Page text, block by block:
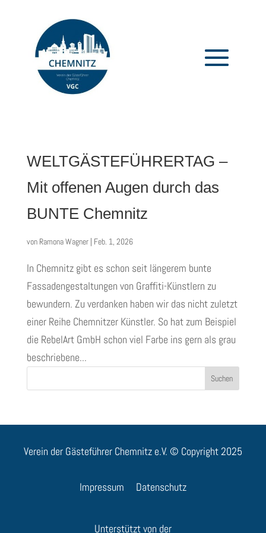
WELTGÄSTEFÜHRERTAG –
Mit offenen Augen durch das
BUNTE Chemnitz
von Ramona Wagner| Feb. 1, 2026
In Chemnitz gibt es schon seit längerem bunte
Fassadengestaltungen von Graffiti-Künstlern zu
bewundern. Zu verdanken haben wir das nicht zuletzt
einer Reihe Chemnitzer Künstler. So hat zum Beispiel
die RebelArt GmbH schon viel Farbe ins gern als grau
beschriebene...
Suchen
Verein der Gästeführer Chemnitz e.V. © Copyright 2025
Impressum Datenschutz
Unterstützt von der